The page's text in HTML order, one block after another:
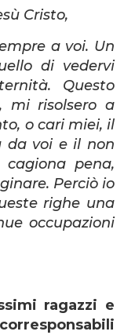
Cristo,
a voi. Un
di vedervi
Questo
mi risolsero a
o cari miei, il
da voi e il non
pena,
Perciò io
righe una
occupazioni
ragazzi e